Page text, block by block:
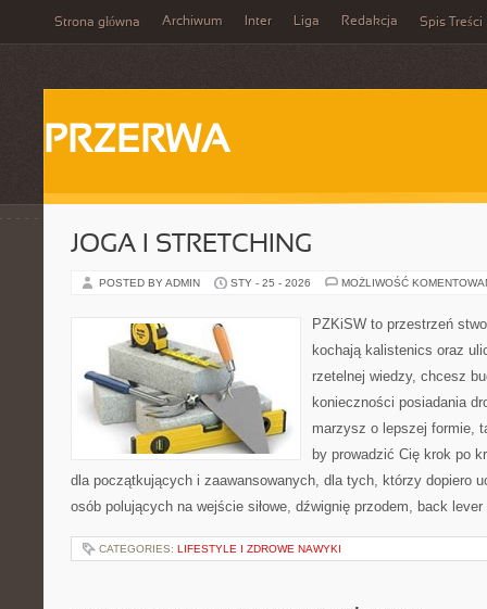
Strona główna Archiwum Inter Liga Redakcja Spis Treści
PRZERWA
JOGA I STRETCHING
POSTED BY ADMIN STY - 25 - 2026 MOŻLIWOŚĆ
PZKiSW to przestrzeń
kochają kalistenics oraz
rzetelnej wiedzy, chcesz
konieczności posiadania
marzysz o lepszej formie,
by prowadzić Cię krok po
dla początkujących i zaawansowanych, dla tych, którzy dopiero
osób polujących na wejście siłowe, dźwignię przodem, back
CATEGORIES: LIFESTYLE I ZDROWE NAWYKI